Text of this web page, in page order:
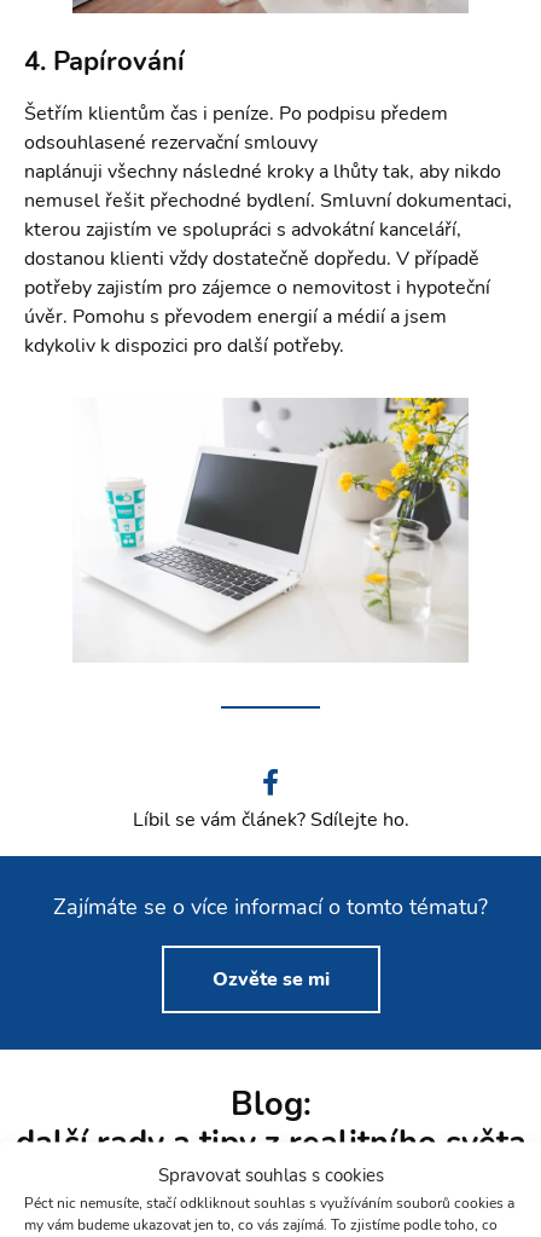
Spravovat souhlas s cookies
Péct nic nemusíte, stačí odkliknout souhlas s využíváním souborů cookies a
my vám budeme ukazovat jen to, co vás zajímá. To zjistíme podle toho, co
4. Papírování
Šetřím klientům čas i peníze. Po podpisu předem
odsouhlasené rezervační smlouvy
naplánuji všechny následné kroky a lhůty tak, aby nikdo
nemusel řešit přechodné bydlení. Smluvní dokumentaci,
kterou zajistím ve spolupráci s advokátní kanceláří,
dostanou klienti vždy dostatečně dopředu. V případě
potřeby zajistím pro zájemce o nemovitost i hypoteční
úvěr. Pomohu s převodem energií a médií a jsem
kdykoliv k dispozici pro další potřeby.
Líbil se vám článek? Sdílejte ho.
Zajímáte se o více informací o tomto tématu?
Ozvěte se mi
Blog:
další rady a tipy z realitního světa
pro vás
Nahlédněte do zákulisí realitního světa a přečtěte si aktuální